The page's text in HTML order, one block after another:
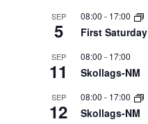
SEP
5
08:00 - 17:00
First Saturday
SEP
11
08:00 - 17:00
Skollags-NM
SEP
12
08:00 - 17:00
Skollags-NM